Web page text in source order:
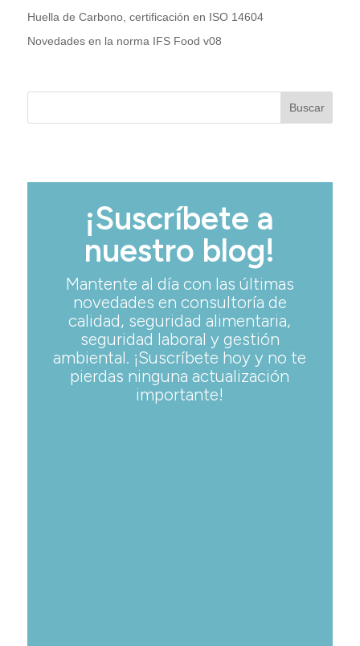
Huella de Carbono, certificación en ISO 14604
Novedades en la norma IFS Food v08
Buscar
¡Suscríbete a
nuestro blog!
Mantente al día con las últimas
novedades en consultoría de
calidad, seguridad alimentaria,
seguridad laboral y gestión
ambiental. ¡Suscríbete hoy y no te
pierdas ninguna actualización
importante!